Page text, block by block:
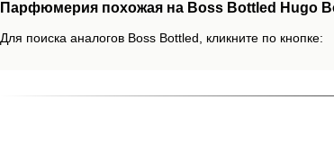
Парфюмерия похожая на Boss Bottled Hugo
Для поиска аналогов Boss Bottled, кликните по кнопке: